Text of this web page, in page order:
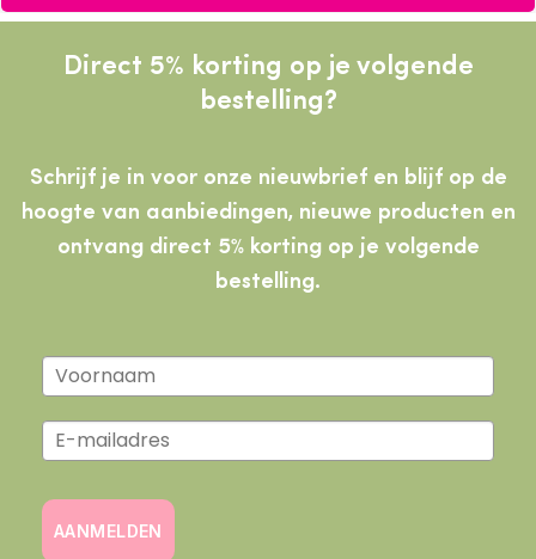
Direct 5% korting op je volgende
bestelling?
Schrijf je in voor onze nieuwbrief en blijf op de
hoogte van aanbiedingen, nieuwe producten en
ontvang direct 5% korting op je volgende
bestelling.
AANMELDEN